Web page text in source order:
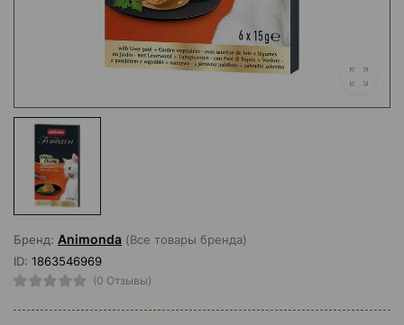
Бренд: Animonda (Все товары бренда)
ID: 1863546969
(0 Отзывы)